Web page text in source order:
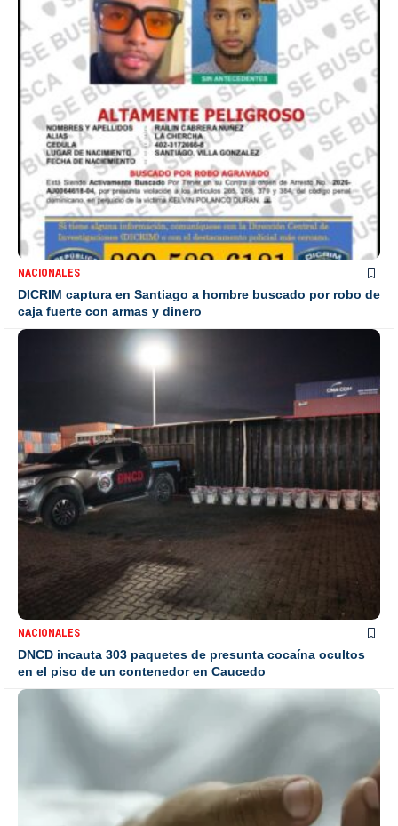
NACIONALES
DICRIM captura en Santiago a hombre buscado por robo de
caja fuerte con armas y dinero
NACIONALES
DNCD incauta 303 paquetes de presunta cocaína ocultos
en el piso de un contenedor en Caucedo